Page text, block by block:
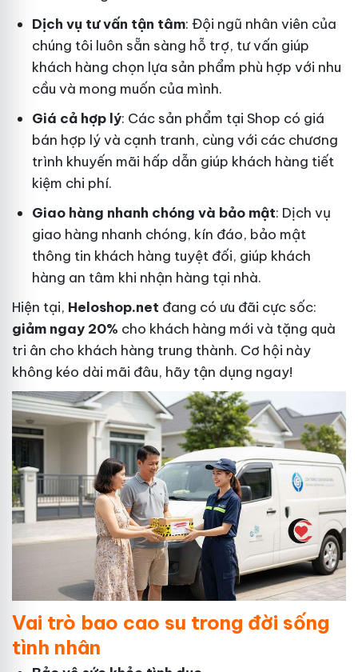
Dịch vụ tư vấn tận tâm: Đội ngũ nhân viên của
chúng tôi luôn sẵn sàng hỗ trợ, tư vấn giúp
khách hàng chọn lựa sản phẩm phù hợp với nhu
cầu và mong muốn của mình.
Giá cả hợp lý: Các sản phẩm tại Shop có giá
bán hợp lý và cạnh tranh, cùng với các chương
trình khuyến mãi hấp dẫn giúp khách hàng tiết
kiệm chi phí.
Giao hàng nhanh chóng và bảo mật: Dịch vụ
giao hàng nhanh chóng, kín đáo, bảo mật
thông tin khách hàng tuyệt đối, giúp khách
hàng an tâm khi nhận hàng tại nhà.
Hiện tại, Heloshop.net đang có ưu đãi cực sốc:
giảm ngay 20% cho khách hàng mới và tặng quà
tri ân cho khách hàng trung thành. Cơ hội này
không kéo dài mãi đâu, hãy tận dụng ngay!
Vai trò bao cao su trong đời sống
tình nhân